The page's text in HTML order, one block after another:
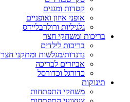
קסדות ומגנים
אופני איזון ואופניים
גלגיליות ורולרבליידס
בריכות ומשחקי חצר
בריכות לילדים
נדנדות/מגלשות ומתקני חצר
אביזרים לבריכה
כדורגל וכדורסל
תינוקות
משחקי התפתחות